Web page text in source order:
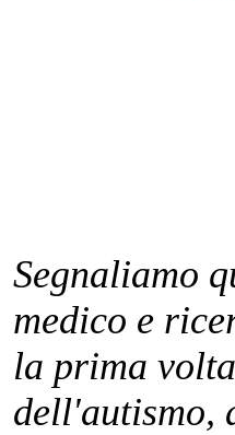
Segnaliamo
medico e
la prima
dell'autismo,